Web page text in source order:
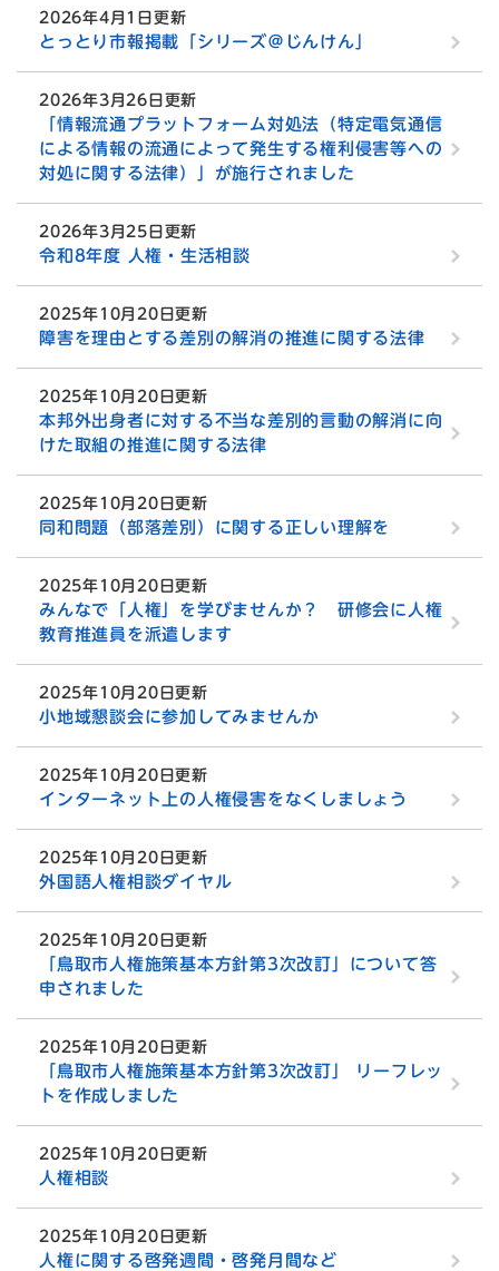
2026年4月1日更新
とっとり市報掲載「シリーズ＠じんけん」
2026年3月26日更新
「情報流通プラットフォーム対処法（特定電気通信
による情報の流通によって発生する権利侵害等への
対処に関する法律）」が施行されました
2026年3月25日更新
令和8年度 人権・生活相談
2025年10月20日更新
障害を理由とする差別の解消の推進に関する法律
2025年10月20日更新
本邦外出身者に対する不当な差別的言動の解消に向
けた取組の推進に関する法律
2025年10月20日更新
同和問題（部落差別）に関する正しい理解を
2025年10月20日更新
みんなで「人権」を学びませんか？ 研修会に人権
教育推進員を派遣します
2025年10月20日更新
小地域懇談会に参加してみませんか
2025年10月20日更新
インターネット上の人権侵害をなくしましょう
2025年10月20日更新
外国語人権相談ダイヤル
2025年10月20日更新
「鳥取市人権施策基本方針第3次改訂」について答
申されました
2025年10月20日更新
「鳥取市人権施策基本方針第3次改訂」 リーフレッ
トを作成しました
2025年10月20日更新
人権相談
2025年10月20日更新
人権に関する啓発週間・啓発月間など